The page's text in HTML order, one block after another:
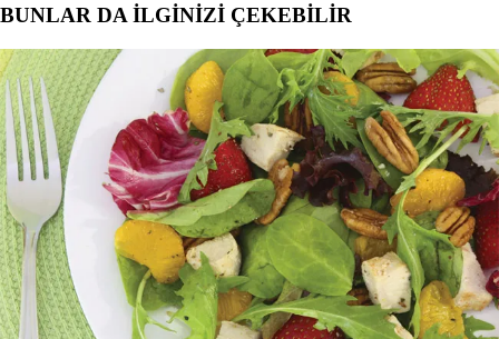
BUNLAR DA İLGİNİZİ ÇEKEBİLİR